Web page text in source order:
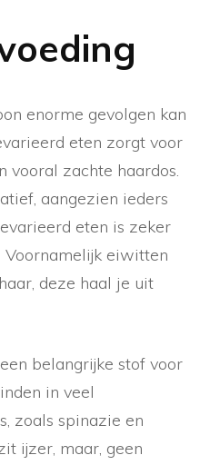
enorme gevolgen kan
eten zorgt voor
vooral zachte haardos.
aangezien ieders
eten is zeker
eiwitten
deze haal je uit
belangrijke stof voor
in veel
zoals spinazie en
ijzer, maar, geen